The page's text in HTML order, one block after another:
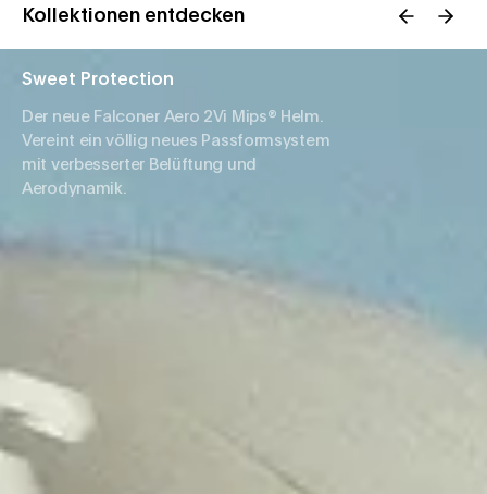
Kollektionen entdecken
Sweet Protection
Der neue Falconer Aero 2Vi Mips® Helm.
Vereint ein völlig neues Passformsystem
mit verbesserter Belüftung und
Aerodynamik.